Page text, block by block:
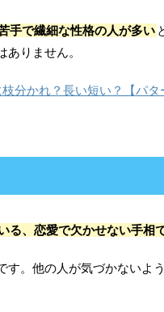
手で繊細な性格の人が多い
りません。
分かれ？長い短い？【パタ
る、恋愛で欠かせない手相
す。他の人が気づかないよ